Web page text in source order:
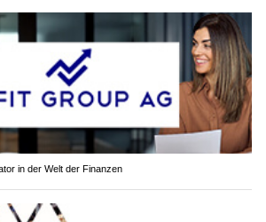
in der Welt der Finanzen